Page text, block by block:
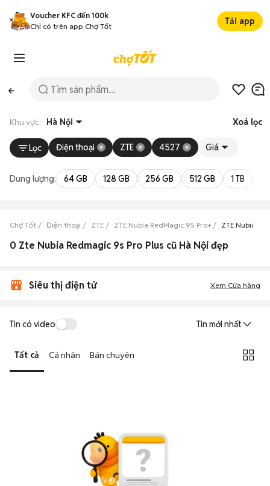
Voucher KFC đến 100k
Chỉ có trên app Chợ Tốt
Tải app
Khu vực: Hà Nội Xoá lọc
Lọc Điện thoại ZTE 4527 Giá
Dung lượng: 64 GB 128 GB 256 GB 512 GB 1 TB
Chợ Tốt Điện thoại ZTE ZTE Nubia RedMagic 9S Pro+ ZTE Nubia
0 Zte Nubia Redmagic 9s Pro Plus cũ Hà Nội đẹp
Siêu thị điện tử Xem Cửa hàng
Tin có video Tin mới nhất
Tất cả Cá nhân Bán chuyên